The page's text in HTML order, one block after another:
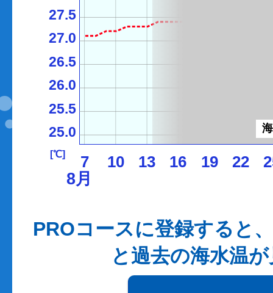
7 10 13 16 19 22
25.0
25.5
26.0
26.5
27.0
27.5
[℃]
8月
PROコースに登録すると
と過去の海水温